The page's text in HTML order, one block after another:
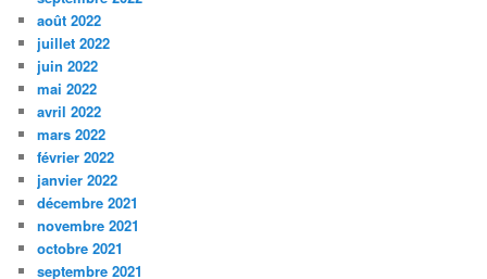
août 2022
juillet 2022
juin 2022
mai 2022
avril 2022
mars 2022
février 2022
janvier 2022
décembre 2021
novembre 2021
octobre 2021
septembre 2021